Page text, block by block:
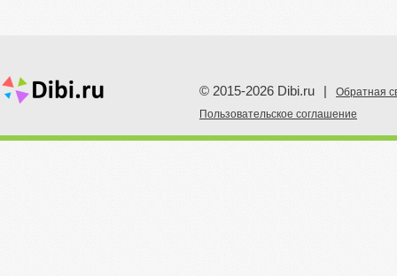
© 2015-2026 Dibi.ru
Обратная
Пoльзовательское соглашение